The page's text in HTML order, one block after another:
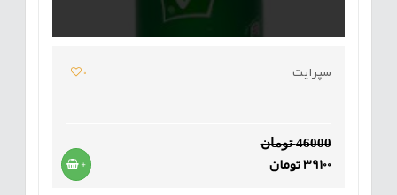
سپرایت 0
46000 تومان
39100 تومان +